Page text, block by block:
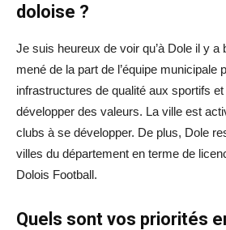
doloise ?
Je suis heureux de voir qu’à Dole il y a
mené de la part de l’équipe municipale
infrastructures de qualité aux sportifs
développer des valeurs. La ville est
clubs à se développer. De plus, Dole
villes du département en terme de
Dolois Football.
Quels sont vos priorités